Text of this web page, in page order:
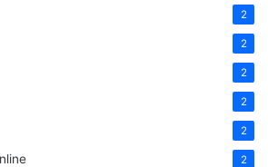
2
2
2
2
2
2